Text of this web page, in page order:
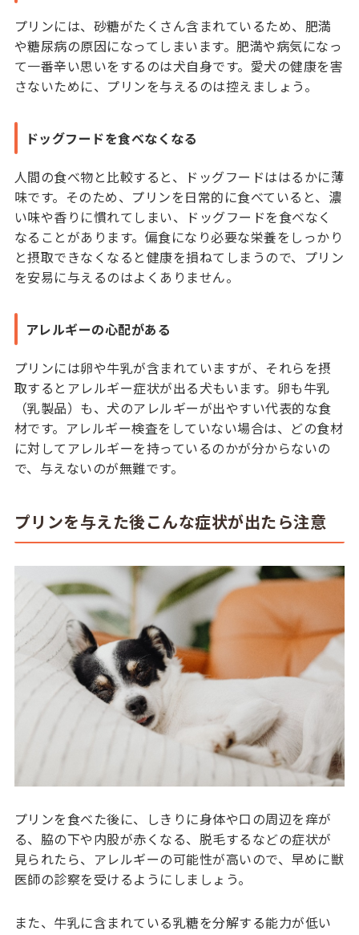
プリンには、砂糖がたくさん含まれているため、肥満
や糖尿病の原因になってしまいます。肥満や病気になっ
て一番辛い思いをするのは犬自身です。愛犬の健康を害
さないために、プリンを与えるのは控えましょう。
ドッグフードを食べなくなる
人間の食べ物と比較すると、ドッグフードははるかに薄
味です。そのため、プリンを日常的に食べていると、濃
い味や香りに慣れてしまい、ドッグフードを食べなく
なることがあります。偏食になり必要な栄養をしっかり
と摂取できなくなると健康を損ねてしまうので、プリン
を安易に与えるのはよくありません。
アレルギーの心配がある
プリンには卵や牛乳が含まれていますが、それらを摂
取するとアレルギー症状が出る犬もいます。卵も牛乳
（乳製品）も、犬のアレルギーが出やすい代表的な食
材です。アレルギー検査をしていない場合は、どの食材
に対してアレルギーを持っているのかが分からないの
で、与えないのが無難です。
プリンを与えた後こんな症状が出たら注意
プリンを食べた後に、しきりに身体や口の周辺を痒が
る、脇の下や内股が赤くなる、脱毛するなどの症状が
見られたら、アレルギーの可能性が高いので、早めに獣
医師の診察を受けるようにしましょう。
また、牛乳に含まれている乳糖を分解する能力が低い